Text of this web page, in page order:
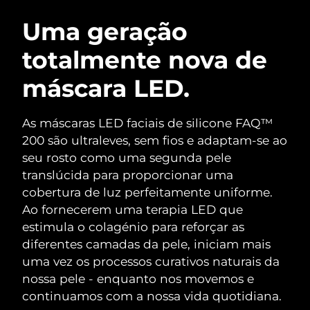
Uma geração
totalmente nova de
máscara LED.
As máscaras LED faciais de silicone FAQ™
200 são ultraleves, sem fios e adaptam-se ao
seu rosto como uma segunda pele
translúcida para proporcionar uma
cobertura de luz perfeitamente uniforme.
Ao fornecerem uma terapia LED que
estimula o colagénio para reforçar as
diferentes camadas da pele, iniciam mais
uma vez os processos curativos naturais da
nossa pele - enquanto nos movemos e
continuamos com a nossa vida quotidiana.
Limpeza facial
Anti-aging massage
LUNA™ 4 Plus
Massage, LED heating
LUNA™ 4 Men
For men, anti-aging massage
Lifting facial
Microcurrent toning
BEAR™ 2 go
Microcurrent toning on-the-go
BEAR™ 2 eyes & lips
Microcurrent line smoothing device
Hidratação
UFO™ 3 kit
Deep facial hydration
UFO™ 3 LED
Near-infrared and red light therapy
device
Cuidado oral
issa™ 4
Hybrid silicone sonic toothbrush
issa™ 4 plus
Smart hybrid silicone sonic toothbrush
TRATAMENTO ANTIENVELHECIMENTO
FAQ™
Antienvelhecimento Tratamentos LED
NEW
Áustria
Barein Entrega prevista8/9/26
Bélgica Entrega prevista
Bermudas Entrega prevista8/14/26
Bósnia e
Herzegovina
Entrega prevista
Brunei Entrega prevista 8/13/26
Bulgária Entrega prevista
Canadá Entrega prevista8/12/26
Chile Entrega prevista8/12/26